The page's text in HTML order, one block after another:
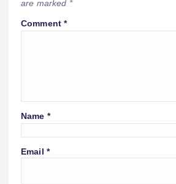
are marked *
Comment*
Name *
Email *